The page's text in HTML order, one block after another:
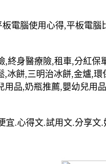
電腦使用心得,平板電
終身醫療險,租車,分紅
冰餅,三明治冰餅,金爐,
用品,奶瓶推薦,嬰幼兒
宜.心得文.試用文.分享